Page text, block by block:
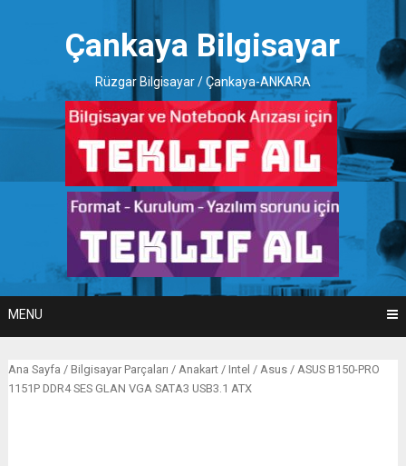
Çankaya Bilgisayar
Rüzgar Bilgisayar / Çankaya-ANKARA
MENU
Ana Sayfa / Bilgisayar Parçaları / Anakart/ Intel / Asus/ ASUS B150-PRO
1151P DDR4 SES GLAN VGA SATA3 USB3.1 ATX